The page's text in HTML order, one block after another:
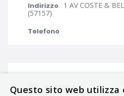
Indirizzo 1 AV COSTE &
(57157)
Telefono
MAPPA
Questo sito web utilizza